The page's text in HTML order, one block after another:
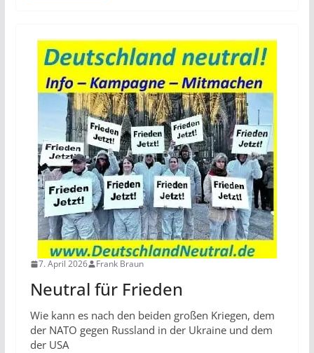
7. April 2026 Frank Braun
Neutral für Frieden
Wie kann es nach den beiden großen Kriegen, dem
der NATO gegen Russland in der Ukraine und dem
der USA